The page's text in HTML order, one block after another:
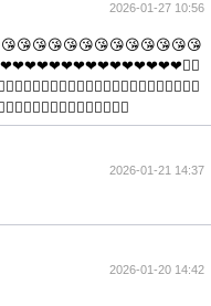
2026-01-27 10:56
2026-01-21 14:37
2026-01-20 14:42